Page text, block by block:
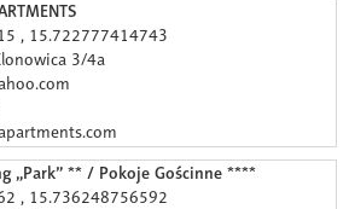
, 15.722777414743
3/4a
„Park” ** / Pokoje Gościnne ****
, 15.736248756592